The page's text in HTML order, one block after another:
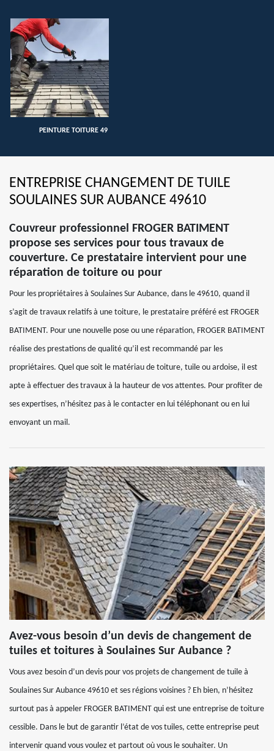
PEINTURE TOITURE 49
ENTREPRISE CHANGEMENT DE TUILE
SOULAINES SUR AUBANCE 49610
Couvreur professionnel FROGER BATIMENT
propose ses services pour tous travaux de
couverture. Ce prestataire intervient pour une
réparation de toiture ou pour
Pour les propriétaires à Soulaines Sur Aubance, dans le 49610, quand il
s’agit de travaux relatifs à une toiture, le prestataire préféré est FROGER
BATIMENT. Pour une nouvelle pose ou une réparation, FROGER BATIMENT
réalise des prestations de qualité qu’il est recommandé par les
propriétaires. Quel que soit le matériau de toiture, tuile ou ardoise, il est
apte à effectuer des travaux à la hauteur de vos attentes. Pour profiter de
ses expertises, n’hésitez pas à le contacter en lui téléphonant ou en lui
envoyant un mail.
Avez-vous besoin d’un devis de changement de
tuiles et toitures à Soulaines Sur Aubance ?
Vous avez besoin d’un devis pour vos projets de changement de tuile à
Soulaines Sur Aubance 49610 et ses régions voisines ? Eh bien, n’hésitez
surtout pas à appeler FROGER BATIMENT qui est une entreprise de toiture
cessible. Dans le but de garantir l’état de vos tuiles, cette entreprise peut
intervenir quand vous voulez et partout où vous le souhaiter. Un